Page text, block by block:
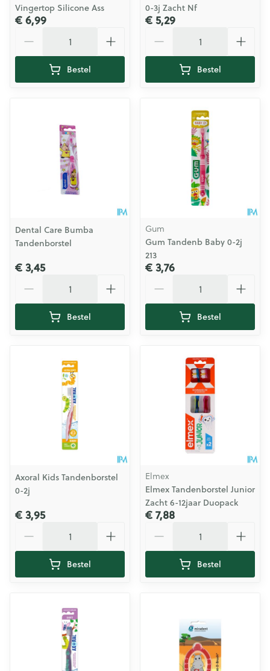
Vingertop Silicone Ass
€ 6,99
Bestel
0-3j Zacht Nf
€ 5,29
Bestel
Dental Care Bumba
Tandenborstel
€ 3,45
Bestel
Gum
Gum Tandenb Baby 0-2j
213
€ 3,76
Bestel
Axoral Kids Tandenborstel
0-2j
€ 3,95
Bestel
Elmex
Elmex Tandenborstel Junior
Zacht 6-12jaar Duopack
€ 7,88
Bestel